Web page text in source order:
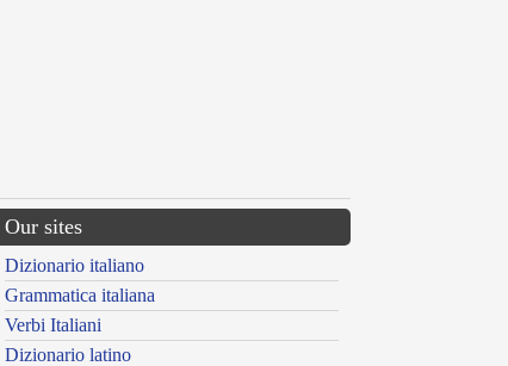
Our sites
Dizionario italiano
Grammatica italiana
Verbi Italiani
Dizionario latino